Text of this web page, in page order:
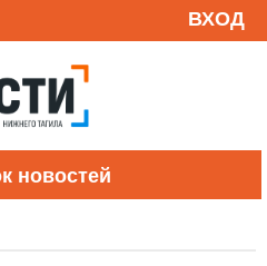
ВХОД
новостей